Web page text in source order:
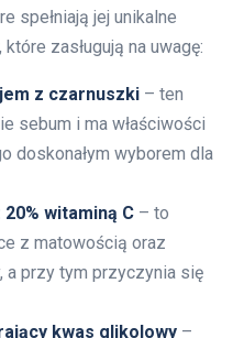
spełniają jej unikalne
zasługują na uwagę:
z czarnuszki – ten
sebum i ma właściwości
doskonałym wyborem dla
witaminą C – to
z matowością oraz
a przy tym przyczynia się
kwas glikolowy –